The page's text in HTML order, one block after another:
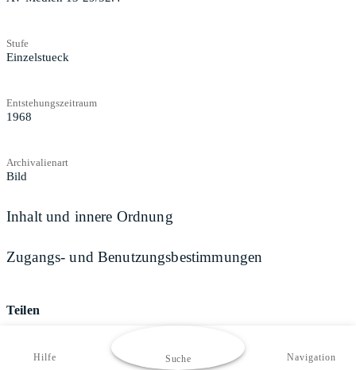
Stufe
Einzelstueck
Entstehungszeitraum
1968
Archivalienart
Bild
Inhalt und innere Ordnung
Zugangs- und Benutzungsbestimmungen
Teilen
Hilfe Suche Navigation